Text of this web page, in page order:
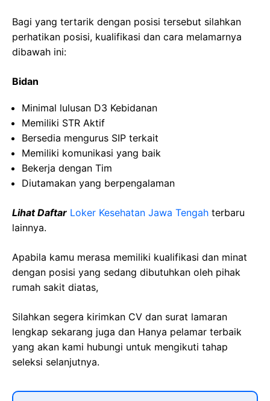
Bagi yang tertarik dengan posisi tersebut silahkan
perhatikan posisi, kualifikasi dan cara melamarnya
dibawah ini:
Bidan
Minimal lulusan D3 Kebidanan
Memiliki STR Aktif
Bersedia mengurus SIP terkait
Memiliki komunikasi yang baik
Bekerja dengan Tim
Diutamakan yang berpengalaman
Lihat Daftar Loker Kesehatan Jawa Tengah terbaru
lainnya.
Apabila kamu merasa memiliki kualifikasi dan minat
dengan posisi yang sedang dibutuhkan oleh pihak
rumah sakit diatas,
Silahkan segera kirimkan CV dan surat lamaran
lengkap sekarang juga dan Hanya pelamar terbaik
yang akan kami hubungi untuk mengikuti tahap
seleksi selanjutnya.